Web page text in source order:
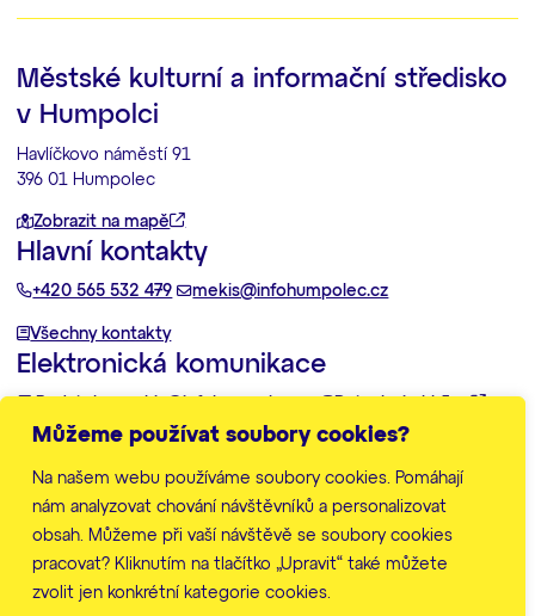
Můžeme používat soubory cookies?
Na našem webu používáme soubory cookies. Pomáhají
nám analyzovat chování návštěvníků a personalizovat
obsah. Můžeme při vaší návštěvě se soubory cookies
pracovat? Kliknutím na tlačítko „Upravit“ také můžete
zvolit jen konkrétní kategorie cookies.
Městské kulturní a informační středisko
v Humpolci
Havlíčkovo náměstí 91
396 01 Humpolec
Zobrazit na mapě
Hlavní kontakty
+420 565 532 479 mekis@infohumpolec.cz
Všechny kontakty
Elektronická komunikace
Další informace
Zpracování osobních údajů
Prohlášení o přístupnosti
Nastavení cookies